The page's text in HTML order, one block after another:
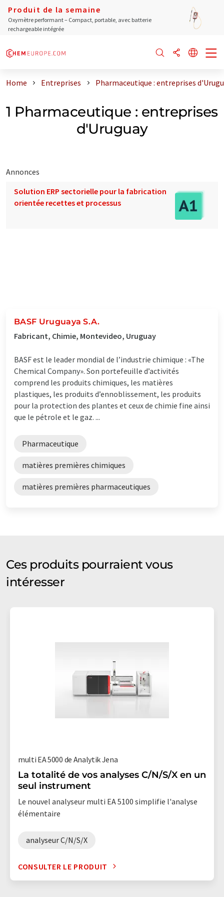
Produit de la semaine
Oxymètre performant – Compact, portable, avec batterie
rechargeable intégrée
Home Entreprises Pharmaceutique : entreprises
1 Pharmaceutique : entreprises
d'Uruguay
Annonces
Solution ERP sectorielle pour la fabrication
orientée recettes et processus
BASF Uruguaya S.A.
Fabricant, Chimie, Montevideo, Uruguay
BASF est le leader mondial de l’industrie chimique : «The
Chemical Company». Son portefeuille d’activités
comprend les produits chimiques, les matières
plastiques, les produits d’ennoblissement, les produits
pour la protection des plantes et ceux de chimie fine ainsi
que le pétrole et le gaz. ...
Pharmaceutique
matières premières chimiques
matières premières pharmaceutiques
Ces produits pourraient vous
intéresser
multi EA 5000 de Analytik Jena
La totalité de vos analyses C/N/S/X en un
seul instrument
Le nouvel analyseur multi EA 5100 simplifie l'analyse
élémentaire
analyseur C/N/S/X
CONSULTER LE PRODUIT